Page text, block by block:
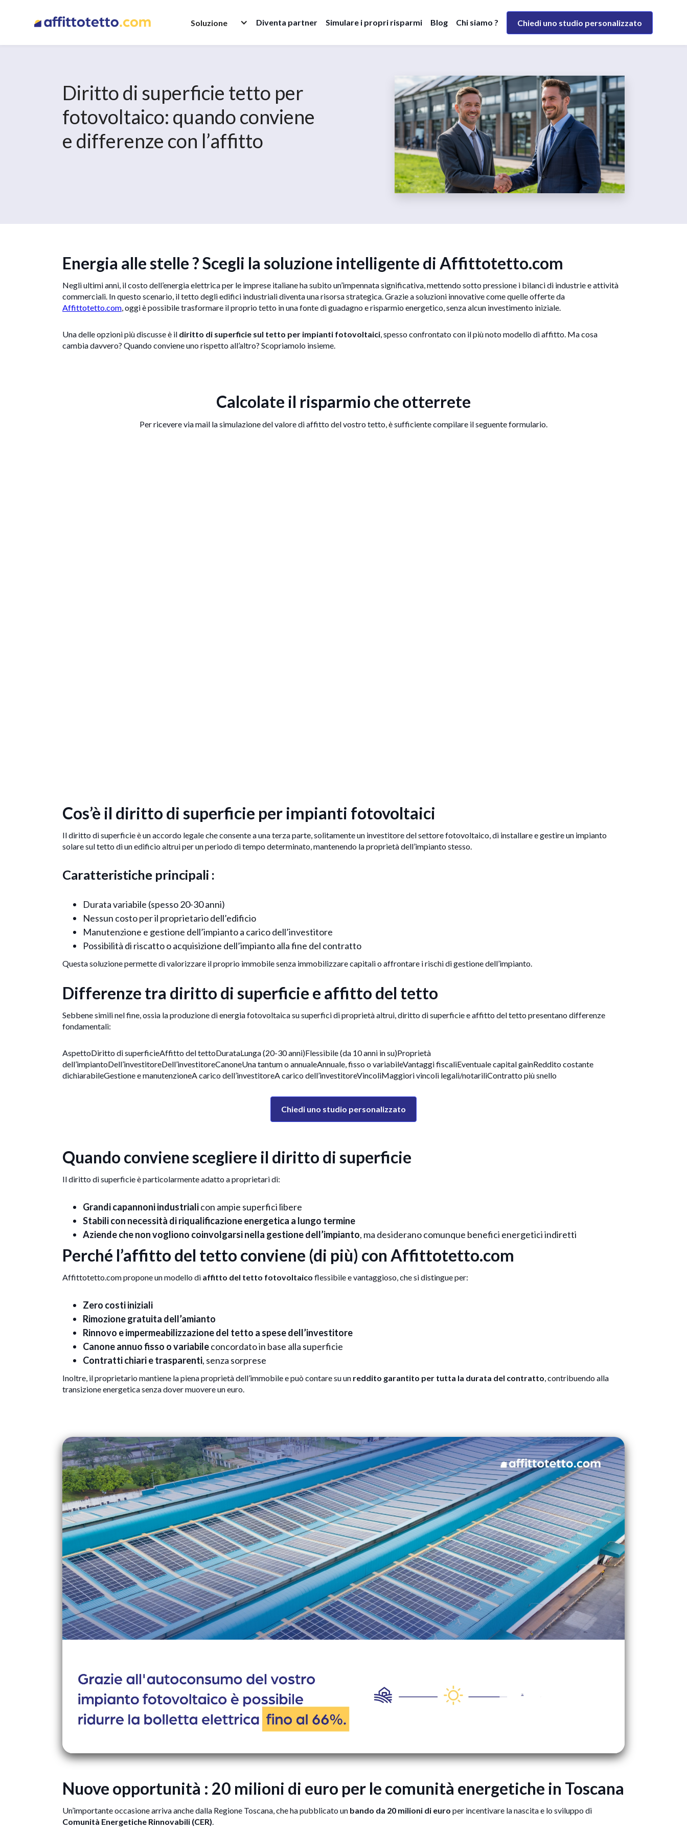
Soluzione Diventa partner Simulare i propri risparmi Blog Chi siamo ? Chiedi uno studio personalizzato
Diritto di superficie tetto per
fotovoltaico: quando conviene
e differenze con l’affitto
Energia alle stelle ? Scegli la soluzione intelligente di Affittotetto.com
Negli ultimi anni, il costo dell’energia elettrica per le imprese italiane ha subito un’impennata significativa, mettendo sotto pressione i bilanci di industrie e attività
commerciali. In questo scenario, il tetto degli edifici industriali diventa una risorsa strategica. Grazie a soluzioni innovative come quelle offerte da
Affittotetto.com, oggi è possibile trasformare il proprio tetto in una fonte di guadagno e risparmio energetico, senza alcun investimento iniziale.
Una delle opzioni più discusse è il diritto di superficie sul tetto per impianti fotovoltaici, spesso confrontato con il più noto modello di affitto. Ma cosa
cambia davvero? Quando conviene uno rispetto all’altro? Scopriamolo insieme.
Calcolate il risparmio che otterrete
Per ricevere via mail la simulazione del valore di affitto del vostro tetto, è sufficiente compilare il seguente formulario.
Cos’è il diritto di superficie per impianti fotovoltaici
Il diritto di superficie è un accordo legale che consente a una terza parte, solitamente un investitore del settore fotovoltaico, di installare e gestire un impianto
solare sul tetto di un edificio altrui per un periodo di tempo determinato, mantenendo la proprietà dell’impianto stesso.
Caratteristiche principali :
Durata variabile (spesso 20-30 anni)
Nessun costo per il proprietario dell’edificio
Manutenzione e gestione dell’impianto a carico dell’investitore
Possibilità di riscatto o acquisizione dell’impianto alla fine del contratto
Questa soluzione permette di valorizzare il proprio immobile senza immobilizzare capitali o affrontare i rischi di gestione dell’impianto.
Differenze tra diritto di superficie e affitto del tetto
Sebbene simili nel fine, ossia la produzione di energia fotovoltaica su superfici di proprietà altrui, diritto di superficie e affitto del tetto presentano differenze
fondamentali:
AspettoDiritto di superficieAffitto del tettoDurataLunga (20-30 anni)Flessibile (da 10 anni in su)Proprietà
dell’impiantoDell’investitoreDell’investitoreCanoneUna tantum o annualeAnnuale, fisso o variabileVantaggi fiscaliEventuale capital gainReddito costante
dichiarabileGestione e manutenzioneA carico dell’investitoreA carico dell’investitoreVincoliMaggiori vincoli legali/notariliContratto più snello
Chiedi uno studio personalizzato
Quando conviene scegliere il diritto di superficie
Il diritto di superficie è particolarmente adatto a proprietari di:
Grandi capannoni industrialicon ampie superfici libere
Stabili con necessità di riqualificazione energetica a lungo termine
Aziende che non vogliono coinvolgarsi nella gestione dell’impianto, ma desiderano comunque benefici energetici indiretti
Perché l’affitto del tetto conviene (di più) con Affittotetto.com
Affittotetto.com propone un modello di affitto del tetto fotovoltaico flessibile e vantaggioso, che si distingue per:
Zero costi iniziali
Rimozione gratuita dell’amianto
Rinnovo e impermeabilizzazione del tetto a spese dell’investitore
Canone annuo fisso o variabileconcordato in base alla superficie
Contratti chiari e trasparenti, senza sorprese
Inoltre, il proprietario mantiene la piena proprietà dell’immobile e può contare su un reddito garantito per tutta la durata del contratto, contribuendo alla
transizione energetica senza dover muovere un euro.
Nuove opportunità : 20 milioni di euro per le comunità energetiche in Toscana
Un’importante occasione arriva anche dalla Regione Toscana, che ha pubblicato un bando da 20 milioni di euro per incentivare la nascita e lo sviluppo di
Comunità Energetiche Rinnovabili (CER)